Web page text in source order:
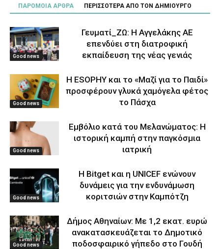
ΠΑΡΟΜΟΙΑ ΑΡΘΡΑ ΠΕΡΙΣΣΟΤΕΡΑ ΑΠΟ ΤΟΝ ΔΗΜΙΟΥΡΓΟ
Good news
Γευματί_ΖΩ: Η Αγγελάκης ΑΕ
επενδύει στη διατροφική
εκπαίδευση της νέας γενιάς
Good news
Η ESOPHY και το «Μαζί για το Παιδί»
προσφέρουν γλυκά χαμόγελα φέτος
το Πάσχα
Good news
Εμβόλιο κατά του Μελανώματος: Η
ιστορική καμπή στην παγκόσμια
ιατρική
Good news
Η Bitget και η UNICEF ενώνουν
δυνάμεις για την ενδυνάμωση
κοριτσιών στην Καμπότζη
Good news
Δήμος Αθηναίων: Με 1,2 εκατ. ευρώ
ανακατασκευάζεται το Δημοτικό
ποδοσφαιρικό γήπεδο στο Γουδή